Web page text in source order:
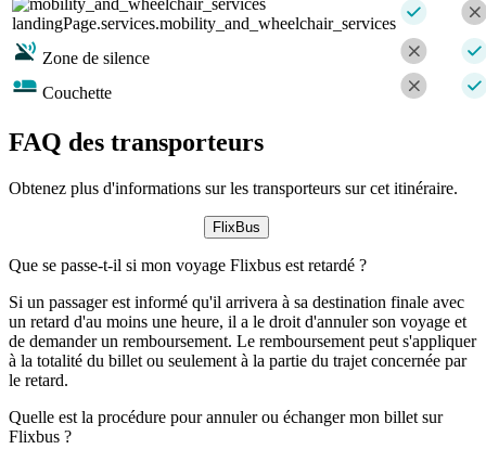
landingPage.services.mobility_and_wheelchair_services
Zone de silence
Couchette
FAQ des transporteurs
Obtenez plus d'informations sur les transporteurs sur cet itinéraire.
FlixBus
Que se passe-t-il si mon voyage Flixbus est retardé ?
Si un passager est informé qu'il arrivera à sa destination finale avec
un retard d'au moins une heure, il a le droit d'annuler son voyage et
de demander un remboursement. Le remboursement peut s'appliquer
à la totalité du billet ou seulement à la partie du trajet concernée par
le retard.
Quelle est la procédure pour annuler ou échanger mon billet sur
Flixbus ?